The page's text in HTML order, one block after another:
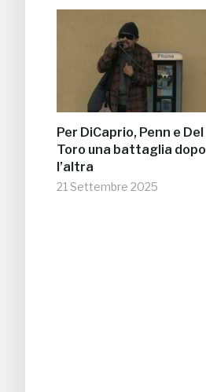
Per DiCaprio, Penn e Del
Toro una battaglia dopo
l’altra
21 Settembre 2025